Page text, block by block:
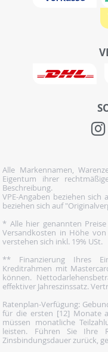
Alle Markennamen,
Eigentum ihrer
Beschreibung.
VPE-Angaben beziehen sich
beziehen sich auf
* Alle hier genannten
Versandkosten in Höhe
verstehen sich inkl. 19% USt.
** Finanzierung Ihres
Kreditrahmen mit
können.
effektiver Jahreszinssatz.
Ratenplan-Verfügung:
für die ersten [12] Monate
müssen monatliche
leisten. Führen Sie Ihre
Zinsbindungsdauer zurück,